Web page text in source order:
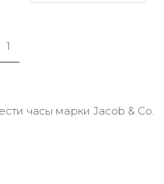
1
часы марки Jacob & Co.